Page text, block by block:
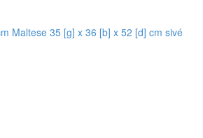
Maltese 35 [g] x 36 [b] x 52 [d] cm sivé